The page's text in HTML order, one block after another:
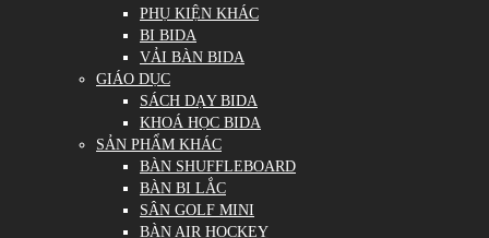
PHỤ KIỆN KHÁC
BI BIDA
VẢI BÀN BIDA
GIÁO DỤC
SÁCH DẠY BIDA
KHOÁ HỌC BIDA
SẢN PHẨM KHÁC
BÀN SHUFFLEBOARD
BÀN BI LẮC
SÂN GOLF MINI
BÀN AIR HOCKEY